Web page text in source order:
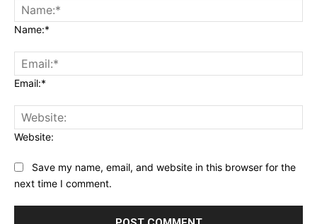
Name:*
Email:*
Website:
Save my name, email, and website in this browser for the
next time I comment.